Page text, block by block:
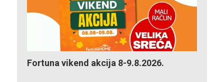
Fortuna vikend akcija 8-9.8.2026.